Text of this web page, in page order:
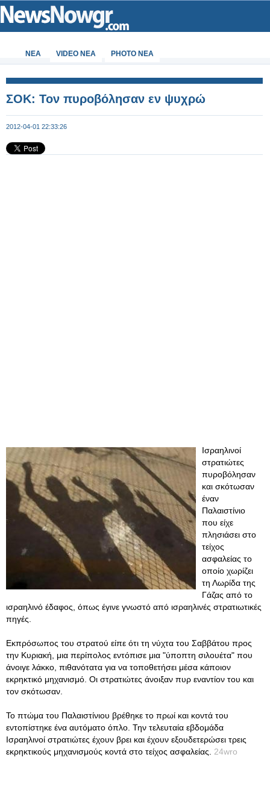
ΝΕΑ VIDEO NEA PHOTO NEA
ΣΟΚ: Τον πυροβόλησαν εν ψυχρώ
2012-04-01 22:33:26
Ισραηλινοί
στρατιώτες
πυροβόλησαν
και σκότωσαν
έναν
Παλαιστίνιο
που είχε
πλησιάσει στο
τείχος
ασφαλείας το
οποίο χωρίζει
τη Λωρίδα της
Γάζας από το
ισραηλινό έδαφος, όπως έγινε γνωστό από ισραηλινές στρατιωτικές
πηγές.
Εκπρόσωπος του στρατού είπε ότι τη νύχτα του Σαββάτου προς
την Κυριακή, μια περίπολος εντόπισε μια "ύποπτη σιλουέτα" που
άνοιγε λάκκο, πιθανότατα για να τοποθετήσει μέσα κάποιον
εκρηκτικό μηχανισμό. Οι στρατιώτες άνοιξαν πυρ εναντίον του και
τον σκότωσαν.
Το πτώμα του Παλαιστίνιου βρέθηκε το πρωί και κοντά του
εντοπίστηκε ένα αυτόματο όπλο. Την τελευταία εβδομάδα
Ισραηλινοί στρατιώτες έχουν βρει και έχουν εξουδετερώσει τρεις
εκρηκτικούς μηχανισμούς κοντά στο τείχος ασφαλείας. 24wro